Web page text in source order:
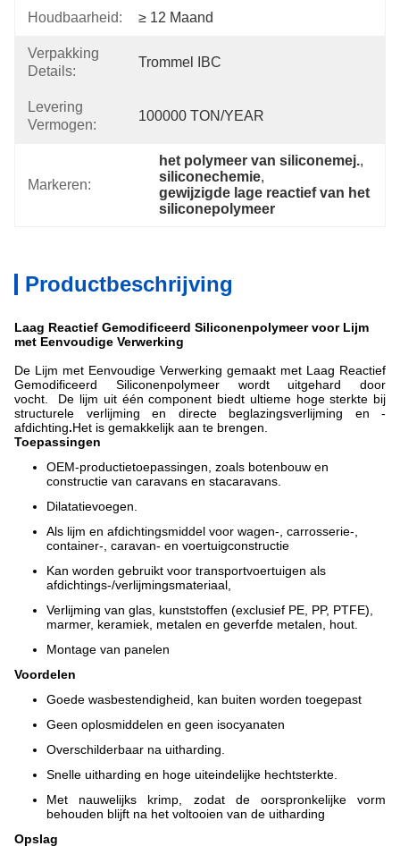
Houdbaarheid: ≥ 12 Maand
Verpakking
Details:
Trommel IBC
Levering
Vermogen:
100000 TON/YEAR
Markeren:
het polymeer van siliconemej.,
siliconechemie,
gewijzigde lage reactief van het
siliconepolymeer
Productbeschrijving
Laag Reactief Gemodificeerd Siliconenpolymeer voor Lijm
met Eenvoudige Verwerking
De Lijm met Eenvoudige Verwerking gemaakt met Laag Reactief
Gemodificeerd Siliconenpolymeerwordt uitgehard door
vocht. De lijm uit één component biedt ultieme hoge sterkte bij
structurele verlijming en directe beglazingsverlijming en -
afdichting.Het is gemakkelijk aan te brengen.
Toepassingen
OEM-productietoepassingen, zoals botenbouw en
constructie van caravans en stacaravans.
Dilatatievoegen.
Als lijm en afdichtingsmiddel voor wagen-, carrosserie-,
container-, caravan- en voertuigconstructie
Kan worden gebruikt voor transportvoertuigen als
afdichtings-/verlijmingsmateriaal,
Verlijming van glas, kunststoffen (exclusief PE, PP, PTFE),
marmer, keramiek, metalen en geverfde metalen, hout.
Montage van panelen
Voordelen
Goede wasbestendigheid, kan buiten worden toegepast
Geen oplosmiddelen en geen isocyanaten
Overschilderbaar na uitharding.
Snelle uitharding en hoge uiteindelijke hechtsterkte.
Met nauwelijks krimp, zodat de oorspronkelijke vorm
behouden blijft na het voltooien van de uitharding
Opslag